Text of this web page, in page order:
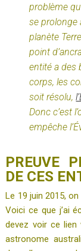
problème
se prolonge
planète
point
entité a des
corps, les
soit résolu,
Donc c’est
empêche
PREUVE
DE CES
Le 19 juin 2015,
Voici ce que j’ai
devez voir ce lien
astronome